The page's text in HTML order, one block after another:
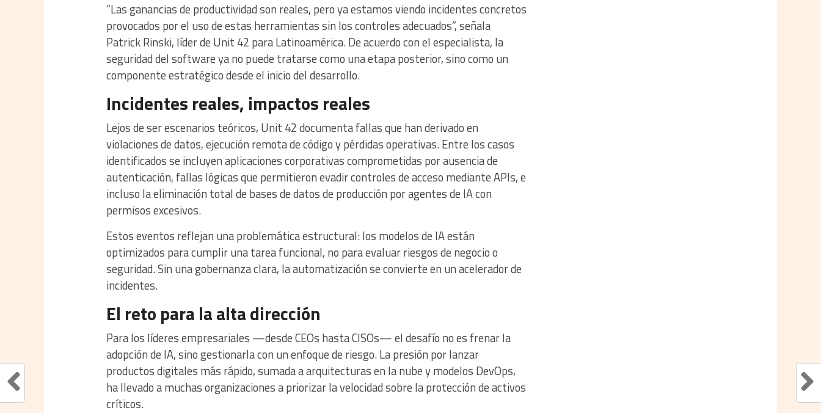
“Las ganancias de productividad son reales, pero ya estamos viendo incidentes concretos
provocados por el uso de estas herramientas sin los controles adecuados”, señala
Patrick Rinski, líder de Unit 42 para Latinoamérica. De acuerdo con el especialista, la
seguridad del software ya no puede tratarse como una etapa posterior, sino como un
componente estratégico desde el inicio del desarrollo.
Incidentes reales, impactos reales
Lejos de ser escenarios teóricos, Unit 42 documenta fallas que han derivado en
violaciones de datos, ejecución remota de código y pérdidas operativas. Entre los casos
identificados se incluyen aplicaciones corporativas comprometidas por ausencia de
autenticación, fallas lógicas que permitieron evadir controles de acceso mediante APIs, e
incluso la eliminación total de bases de datos de producción por agentes de IA con
permisos excesivos.
Estos eventos reflejan una problemática estructural: los modelos de IA están
optimizados para cumplir una tarea funcional, no para evaluar riesgos de negocio o
seguridad. Sin una gobernanza clara, la automatización se convierte en un acelerador de
incidentes.
El reto para la alta dirección
Para los líderes empresariales —desde CEOs hasta CISOs— el desafío no es frenar la
adopción de IA, sino gestionarla con un enfoque de riesgo. La presión por lanzar
productos digitales más rápido, sumada a arquitecturas en la nube y modelos DevOps,
ha llevado a muchas organizaciones a priorizar la velocidad sobre la protección de activos
críticos.